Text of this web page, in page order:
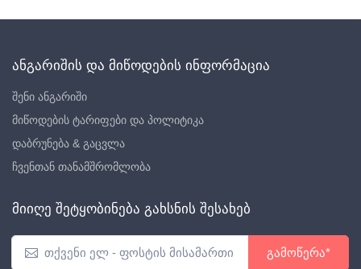
ანგარიშის და მიწოდების ინფორმაცია
შენი ანგარიში
მიწოდების ტარიფები და პოლიტიკა
დაბრუნება & გაცვლა
ჩვენთან თანამშრომლობა
მიიღე შეტყობინება გახსნის შესახებ
გამოწერა*